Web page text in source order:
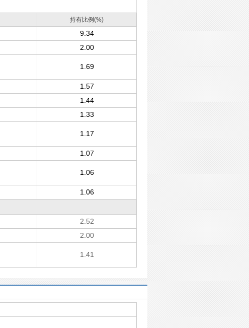
持有比例(%)
9.34
2.00
1.69
1.57
1.44
1.33
1.17
1.07
1.06
1.06
2.52
2.00
1.41